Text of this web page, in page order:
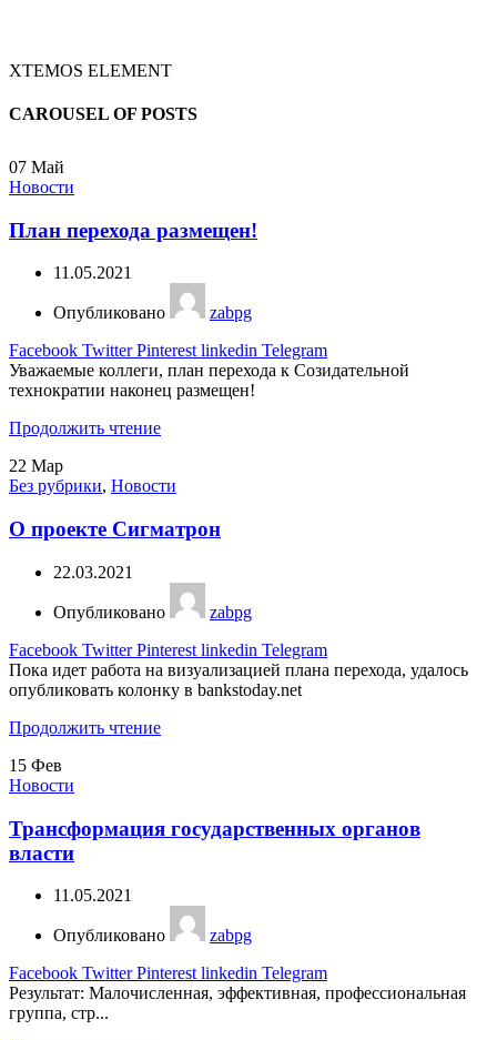
XTEMOS ELEMENT
CAROUSEL OF POSTS
07 Май
Новости
План перехода размещен!
11.05.2021
Опубликовано
zabpg
Facebook Twitter Pinterest linkedin Telegram
Уважаемые коллеги, план перехода к Созидательной
технократии наконец размещен!
Продолжить чтение
22 Мар
Без рубрики, Новости
О проекте Сигматрон
22.03.2021
Опубликовано
zabpg
Facebook Twitter Pinterest linkedin Telegram
Пока идет работа на визуализацией плана перехода, удалось
опубликовать колонку в bankstoday.net
Продолжить чтение
15 Фев
Новости
Трансформация государственных органов
власти
11.05.2021
Опубликовано
zabpg
Facebook Twitter Pinterest linkedin Telegram
Результат: Малочисленная, эффективная, профессиональная
группа, стр...